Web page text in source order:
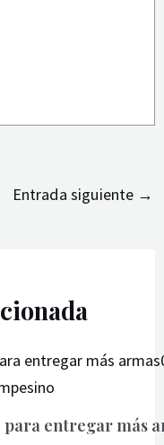
Entrada siguiente →
entregar más